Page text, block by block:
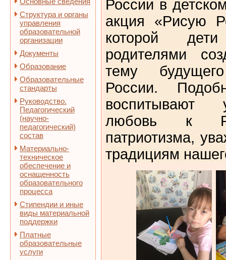
Структура и органы
управления
образовательной
организации
Документы
Образование
Образовательные
стандарты
Руководство.
Педагогический
(научно-
педагогический)
состав
Материально-
техническое
обеспечение и
оснащенность
образовательного
процесса
Стипендии и иные
виды материальной
поддержки
Платные
образовательные
услуги
России в
акция «Рисую
которой
родителями
тему
России.
воспитывают
любовь к
патриотизма,
традициям